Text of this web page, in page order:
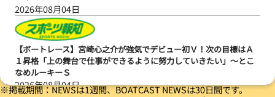
2026年08月04日
【ボートレース】宮崎心之介が強気でデビュー初Ｖ！次の目標はＡ
１昇格「上の舞台で仕事ができるように努力していきたい」～とこ
なめルーキーＳ
2026年08月04日
※掲載期間：NEWSは1週間、BOATCAST NEWSは30日間です。